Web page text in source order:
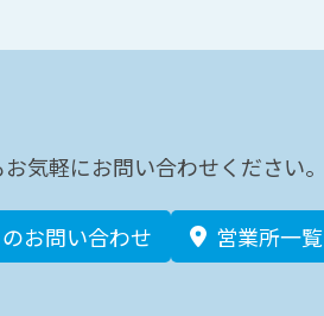
気軽にお問い合わせください。
お問い合わせ 営業所一覧